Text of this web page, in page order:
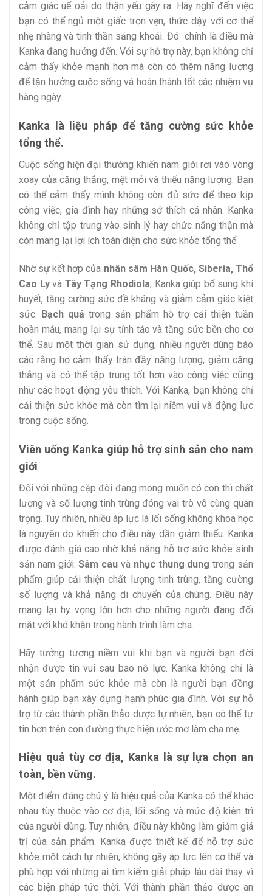
cảm giác uể oải do thận yếu gây ra. Hãy nghĩ đến việc
bạn có thể ngủ một giấc trọn vẹn, thức dậy với cơ thể
nhẹ nhàng và tinh thần sảng khoái. Đó chính là điều mà
Kanka đang hướng đến. Với sự hỗ trợ này, bạn không chỉ
cảm thấy khỏe mạnh hơn mà còn có thêm năng lượng
để tận hưởng cuộc sống và hoàn thành tốt các nhiệm vụ
hàng ngày.
Kanka là liệu pháp để tăng cường sức khỏe
tổng thể.
Cuộc sống hiện đại thường khiến nam giới rơi vào vòng
xoay của căng thẳng, mệt mỏi và thiếu năng lượng. Bạn
có thể cảm thấy mình không còn đủ sức để theo kịp
công việc, gia đình hay những sở thích cá nhân. Kanka
không chỉ tập trung vào sinh lý hay chức năng thận mà
còn mang lại lợi ích toàn diện cho sức khỏe tổng thể.
Nhờ sự kết hợp của nhân sâm Hàn Quốc, Siberia, Thổ
Cao Lyvà Tây Tạng Rhodiola, Kanka giúp bổ sung khí
huyết, tăng cường sức đề kháng và giảm cảm giác kiệt
sức. Bạch quả trong sản phẩm hỗ trợ cải thiện tuần
hoàn máu, mang lại sự tỉnh táo và tăng sức bền cho cơ
thể. Sau một thời gian sử dụng, nhiều người dùng báo
cáo rằng họ cảm thấy tràn đầy năng lượng, giảm căng
thẳng và có thể tập trung tốt hơn vào công việc cũng
như các hoạt động yêu thích. Với Kanka, bạn không chỉ
cải thiện sức khỏe mà còn tìm lại niềm vui và động lực
trong cuộc sống.
Viên uống Kanka giúp hỗ trợ sinh sản cho nam
giới
Đối với những cặp đôi đang mong muốn có con thì chất
lượng và số lượng tinh trùng đóng vai trò vô cùng quan
trọng. Tuy nhiên, nhiều áp lực là lối sống không khoa học
là nguyên do khiến cho điều này dần giảm thiểu. Kanka
được đánh giá cao nhờ khả năng hỗ trợ sức khỏe sinh
sản nam giới.Sâm cau và nhục thung dung trong sản
phẩm giúp cải thiện chất lượng tinh trùng, tăng cường
số lượng và khả năng di chuyển của chúng. Điều này
mang lại hy vọng lớn hơn cho những người đang đối
mặt với khó khăn trong hành trình làm cha.
Hãy tưởng tượng niềm vui khi bạn và người bạn đời
nhận được tin vui sau bao nỗ lực. Kanka không chỉ là
một sản phẩm sức khỏe mà còn là người bạn đồng
hành giúp bạn xây dựng hạnh phúc gia đình. Với sự hỗ
trợ từ các thành phần thảo dược tự nhiên, bạn có thể tự
tin hơn trên con đường thực hiện ước mơ làm cha mẹ.
Hiệu quả tùy cơ địa, Kanka là sự lựa chọn an
toàn, bền vững.
Một điểm đáng chú ý là hiệu quả của Kanka có thể khác
nhau tùy thuộc vào cơ địa, lối sống và mức độ kiên trì
của người dùng. Tuy nhiên, điều này không làm giảm giá
trị của sản phẩm. Kanka được thiết kế để hỗ trợ sức
khỏe một cách tự nhiên, không gây áp lực lên cơ thể và
phù hợp với những ai tìm kiếm giải pháp lâu dài thay vì
các biện pháp tức thời. Với thành phần thảo dược an